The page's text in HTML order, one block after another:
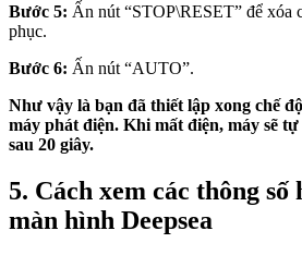
Bước 5: Ấn nút “STOP\RESET” để xóa
phục.
Bước 6: Ấn nút “AUTO”.
Như vậy là bạn đã thiết lập xong chế
máy phát điện. Khi mất điện, máy sẽ
sau 20 giây.
5. Cách xem các thông số
màn hình Deepsea